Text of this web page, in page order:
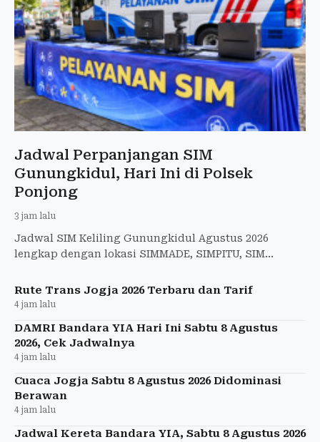
Jadwal Perpanjangan SIM
Gunungkidul, Hari Ini di Polsek
Ponjong
3 jam lalu
Jadwal SIM Keliling Gunungkidul Agustus 2026
lengkap dengan lokasi SIMMADE, SIMPITU, SIM
Rute Trans Jogja 2026 Terbaru dan Tarif
4 jam lalu
DAMRI Bandara YIA Hari Ini Sabtu 8 Agustus
2026, Cek Jadwalnya
4 jam lalu
Cuaca Jogja Sabtu 8 Agustus 2026 Didominasi
Berawan
4 jam lalu
Jadwal Kereta Bandara YIA, Sabtu 8 Agustus 2026